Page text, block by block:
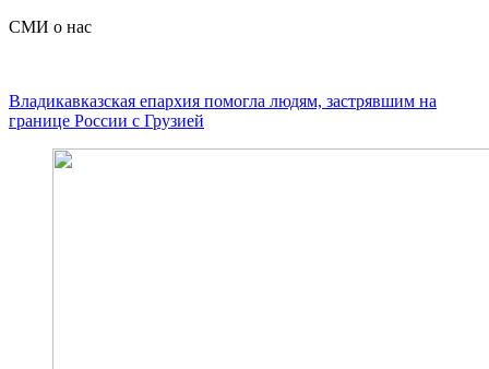
СМИ о нас
Владикавказская епархия помогла людям, застрявшим на
границе России с Грузией